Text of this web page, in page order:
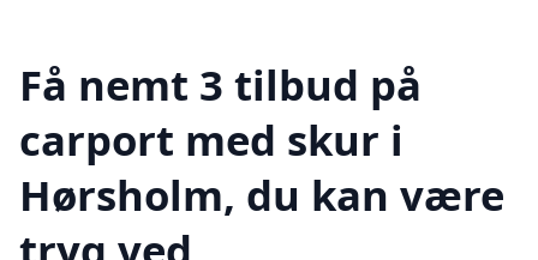
Få nemt 3 tilbud på
carport med skur i
Hørsholm, du kan være